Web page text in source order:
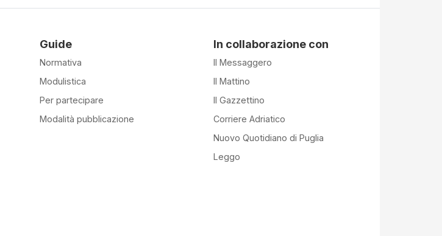
Guide
Normativa
Modulistica
Per partecipare
Modalità pubblicazione
In collaborazione con
Il Messaggero
Il Mattino
Il Gazzettino
Corriere Adriatico
Nuovo Quotidiano di Puglia
Leggo